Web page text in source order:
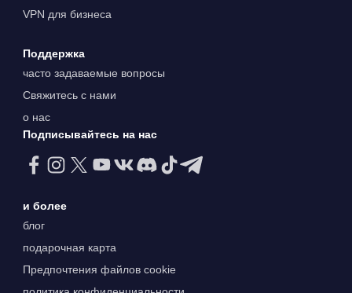
VPN для бизнеса
Поддержка
часто задаваемые вопросы
Свяжитесь с нами
о нас
Подписывайтесь на нас
и более
блог
подарочная карта
Предпочтения файлов cookie